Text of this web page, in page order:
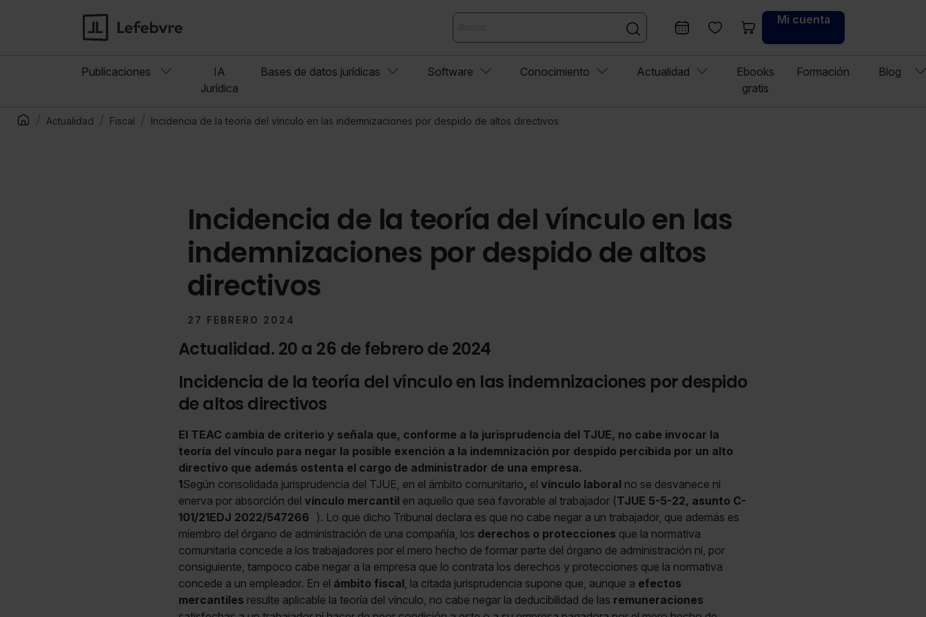
Mi cuenta
Publicaciones
IA
Jurídica
Bases de datos jurídicas Software Conocimiento Actualidad
Ebooks
gratis
Formación Blog
Actualidad Fiscal Incidencia de la teoría del vínculo en las indemnizaciones por despido de altos directivos
Incidencia de la teoría del vínculo en las
indemnizaciones por despido de altos
directivos
27 FEBRERO 2024
Actualidad. 20 a 26 de febrero de 2024
Incidencia de la teoría del vínculo en las indemnizaciones por despido
de altos directivos
El TEAC cambia de criterio y señala que, conforme a la jurisprudencia del TJUE, no cabe invocar la
teoría del vínculo para negar la posible exención a la indemnización por despido percibida por un alto
directivo que además ostenta el cargo de administrador de una empresa.
1Según consolidada jurisprudencia del TJUE, en el ámbito comunitario, el vínculo laboral no se desvanece ni
enerva por absorción del vínculo mercantil en aquello que sea favorable al trabajador (TJUE 5-5-22, asunto C-
101/21EDJ 2022/547266 ). Lo que dicho Tribunal declara es que no cabe negar a un trabajador, que además es
miembro del órgano de administración de una compañía, los derechos o protecciones que la normativa
comunitaria concede a los trabajadores por el mero hecho de formar parte del órgano de administración ni, por
consiguiente, tampoco cabe negar a la empresa que lo contrata los derechos y protecciones que la normativa
concede a un empleador. En el ámbito fiscal, la citada jurisprudencia supone que, aunque a efectos
mercantiles resulte aplicable la teoría del vínculo, no cabe negar la deducibilidad de las remuneraciones